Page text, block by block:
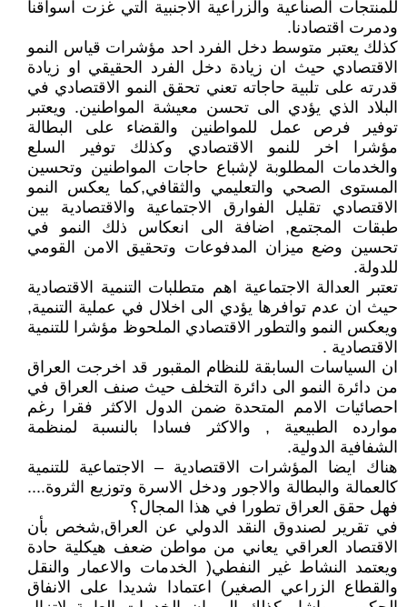
للمنتجات الصناعية والزراعية الاجنبية التي غزت اسواقنا
ودمرت اقتصادنا.
كذلك يعتبر متوسط دخل الفرد احد مؤشرات قياس النمو
الاقتصادي حيث ان زيادة دخل الفرد الحقيقي او زيادة
قدرته على تلبية حاجاته تعني تحقق النمو الاقتصادي في
البلاد الذي يؤدي الى تحسن معيشة المواطنين. ويعتبر
توفير فرص عمل للمواطنين والقضاء على البطالة
مؤشرا اخر للنمو الاقتصادي وكذلك توفير السلع
والخدمات المطلوبة لإشباع حاجات المواطنين وتحسين
المستوى الصحي والتعليمي والثقافي,كما يعكس النمو
الاقتصادي تقليل الفوارق الاجتماعية والاقتصادية بين
طبقات المجتمع, اضافة الى انعكاس ذلك النمو في
تحسين وضع ميزان المدفوعات وتحقيق الامن القومي
للدولة.
تعتبر العدالة الاجتماعية اهم متطلبات التنمية الاقتصادية
حيث ان عدم توافرها يؤدي الى اخلال في عملية التنمية,
ويعكس النمو والتطور الاقتصادي الملحوظ مؤشرا للتنمية
الاقتصادية .
ان السياسات السابقة للنظام المقبور قد اخرجت العراق
من دائرة النمو الى دائرة التخلف حيث صنف العراق في
احصائيات الامم المتحدة ضمن الدول الاكثر فقرا رغم
موارده الطبيعية , والاكثر فسادا بالنسبة لمنظمة
الشفافية الدولية.
هناك ايضا المؤشرات الاقتصادية – الاجتماعية للتنمية
كالعمالة والبطالة والاجور ودخل الاسرة وتوزيع الثروة....
فهل حقق العراق تطورا في هذا المجال؟
في تقرير لصندوق النقد الدولي عن العراق,شخص بأن
الاقتصاد العراقي يعاني من مواطن ضعف هيكلية حادة
ويعتمد النشاط غير النفطي( الخدمات والاعمار والنقل
والقطاع الزراعي الصغير) اعتمادا شديدا على الانفاق